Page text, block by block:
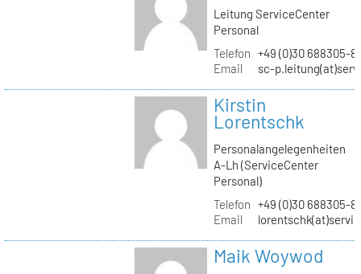
Leitung ServiceCenter
Personal
Telefon +49 (0)30 688305-
Email
sc-
Kirstin
Lorentschk
Personalangelegenheiten
A-Lh (ServiceCenter
Personal)
Telefon +49 (0)30 688305-
Email
Maik Woywod